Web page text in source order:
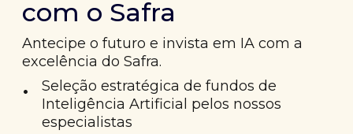
com o Safra
Antecipe o futuro e invista em IA com a
excelência do Safra.
•
Seleção estratégica de fundos de
Inteligência Artificial pelos nossos
especialistas